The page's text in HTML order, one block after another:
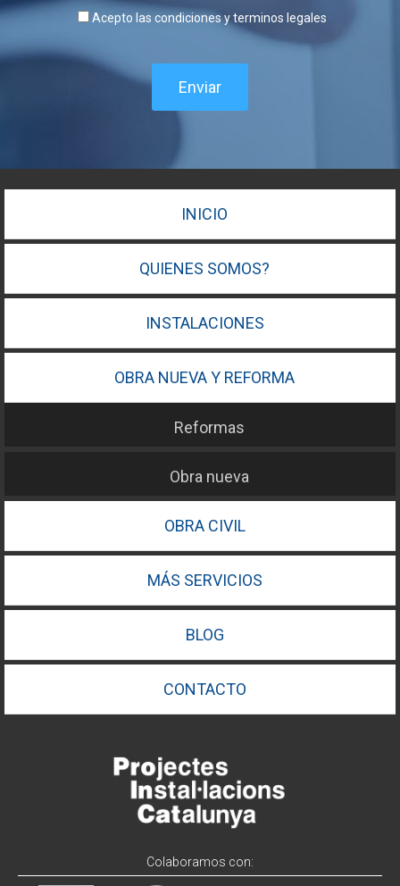
Acepto las condiciones y terminos legales
Enviar
INICIO
QUIENES SOMOS?
INSTALACIONES
OBRA NUEVA Y REFORMA
Reformas
Obra nueva
OBRA CIVIL
MÁS SERVICIOS
BLOG
CONTACTO
Colaboramos con: